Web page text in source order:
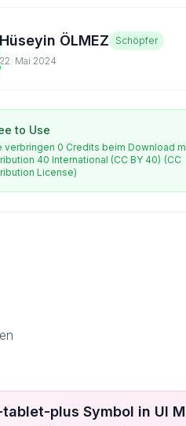
Hüseyin ÖLMEZ Schöpfer
22. Mai 2024
to Use
verbringen 0 Credits beim Download
40 International (CC BY 40) (CC
License)
plus Symbol in UI